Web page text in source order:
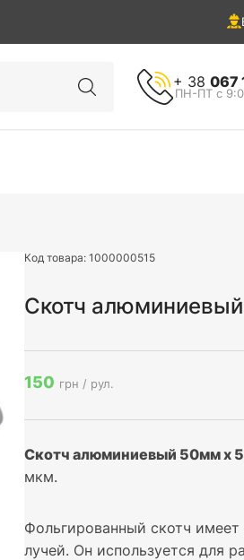
+ 38 067
ПН-ПТ с
Код товара:1000000515
Скотч
150 грн / рул.
Скотч алюминиевый 50мм х
мкм.
Фольгированный скотч
лучей. Он используется для